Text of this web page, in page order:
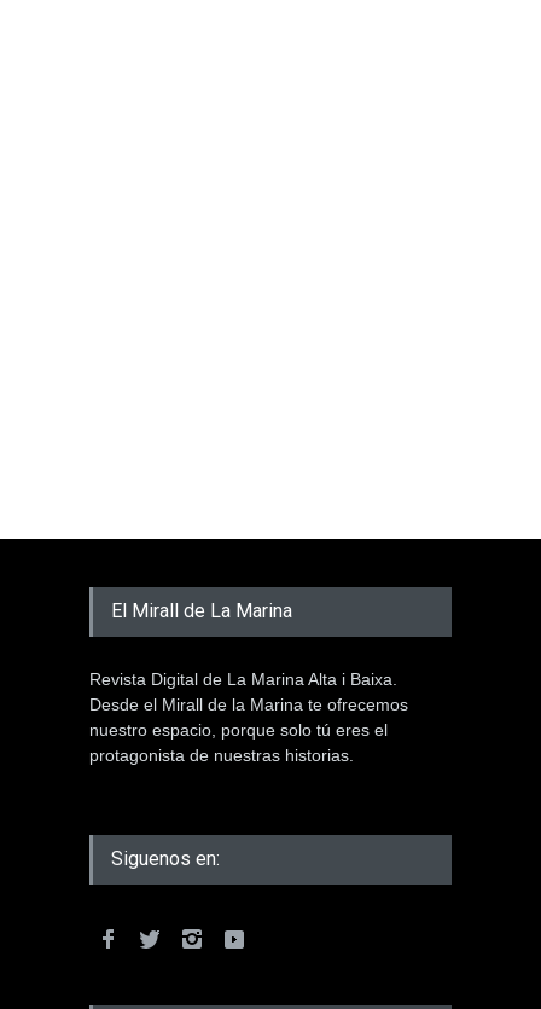
El Mirall de La Marina
Revista Digital de La Marina Alta i Baixa.
Desde el Mirall de la Marina te ofrecemos
nuestro espacio, porque solo tú eres el
protagonista de nuestras historias.
Siguenos en: